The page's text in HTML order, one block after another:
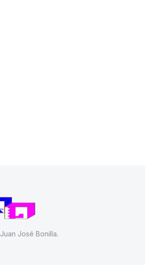
Juan José Bonilla.